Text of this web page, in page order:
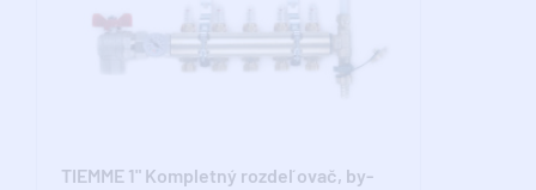
TIEMME 1" Kompletný rozdeľovač, by-